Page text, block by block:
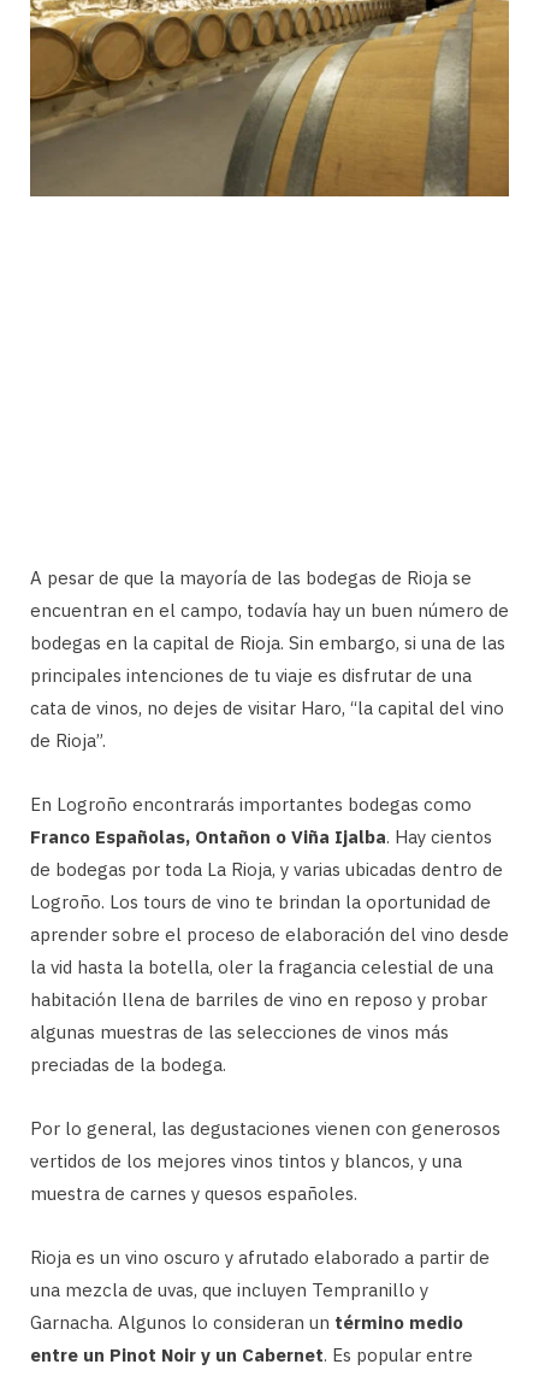
A pesar de que la mayoría de las bodegas de Rioja se
encuentran en el campo, todavía hay un buen número de
bodegas en la capital de Rioja. Sin embargo, si una de las
principales intenciones de tu viaje es disfrutar de una
cata de vinos, no dejes de visitar Haro, “la capital del vino
de Rioja”.
En Logroño encontrarás importantes bodegas como
Franco Españolas, Ontañon o Viña Ijalba. Hay cientos
de bodegas por toda La Rioja, y varias ubicadas dentro de
Logroño. Los tours de vino te brindan la oportunidad de
aprender sobre el proceso de elaboración del vino desde
la vid hasta la botella, oler la fragancia celestial de una
habitación llena de barriles de vino en reposo y probar
algunas muestras de las selecciones de vinos más
preciadas de la bodega.
Por lo general, las degustaciones vienen con generosos
vertidos de los mejores vinos tintos y blancos, y una
muestra de carnes y quesos españoles.
Rioja es un vino oscuro y afrutado elaborado a partir de
una mezcla de uvas, que incluyen Tempranillo y
Garnacha. Algunos lo consideran un término medio
entre un Pinot Noir y un Cabernet. Es popular entre